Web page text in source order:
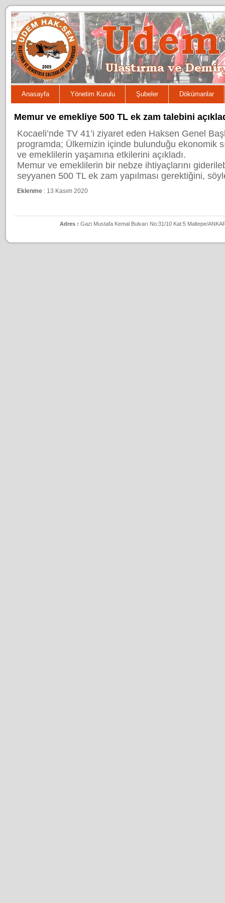
Anasayfa Yönetim Kurulu Şubeler Dökümanlar
Memur ve emekliye 500 TL ek zam talebini
Kocaeli’nde TV 41’i ziyaret eden Haksen Genel
programda; Ülkemizin içinde bulunduğu ekonomik
ve emeklilerin yaşamına etkilerini açıkladı.
Memur ve emeklilerin bir nebze ihtiyaçlarını
seyyanen 500 TL ek zam yapılması gerektiğini,
Eklenme: 13 Kasım 2020
Adres : Gazi Mustafa Kemal Bulvarı No:31/10 Kat:5 Maltepe/